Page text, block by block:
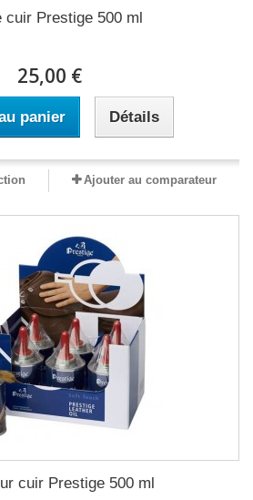
cuir Prestige 500 ml
25,00 €
panier Détails
Ajouter au comparateur
cuir Prestige 500 ml